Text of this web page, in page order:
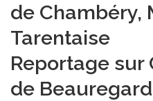
de Chambéry,
Tarentaise
Reportage sur
de Beauregard